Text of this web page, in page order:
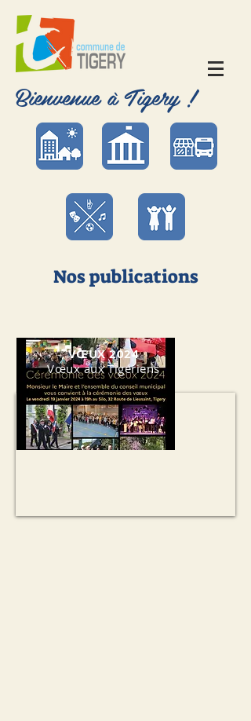
Bienvenue à Tigery !
Nos publications
VŒUX 2024
Vœux aux Tigériens